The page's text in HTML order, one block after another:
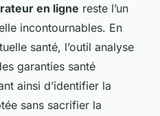
en ligne reste l’un
incontournables. En
santé, l’outil analyse
garanties santé
ainsi d’identifier la
sans sacrifier la